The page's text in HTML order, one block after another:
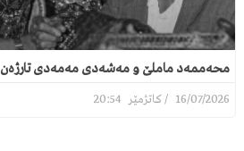
محەممەد ماملێ و مەشەدی مەمەدی تارژەن
16/07/2026